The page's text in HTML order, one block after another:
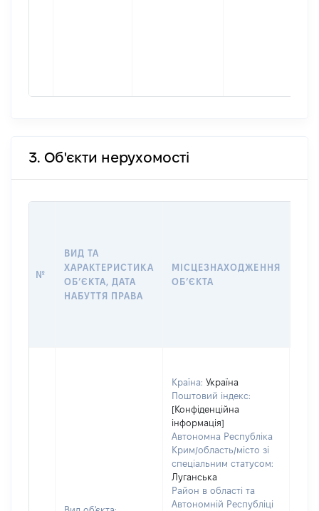
3. Об'єкти нерухомості
№
ВИД ТА
ХАРАКТЕРИСТИКА
ОБʼЄКТА, ДАТА
НАБУТТЯ ПРАВА
МІСЦЕЗНАХОДЖЕННЯ
ОБʼЄКТА
Країна: Україна
Поштовий індекс:
[Конфіденційна
інформація]
Автономна Республіка
Крим/область/місто зі
спеціальним статусом:
Луганська
Район в області та
Автономній Республіці